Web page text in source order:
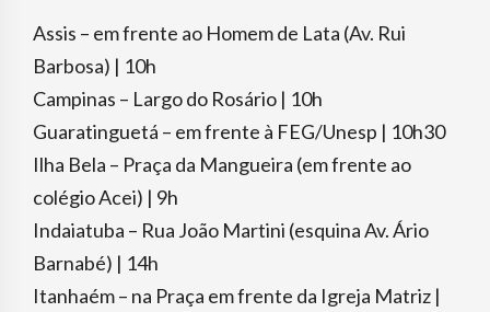
Assis – em frente ao Homem de Lata (Av. Rui
Barbosa) | 10h
Campinas – Largo do Rosário | 10h
Guaratinguetá – em frente à FEG/Unesp | 10h30
Ilha Bela – Praça da Mangueira (em frente ao
colégio Acei) | 9h
Indaiatuba – Rua João Martini (esquina Av. Ário
Barnabé) | 14h
Itanhaém – na Praça em frente da Igreja Matriz |